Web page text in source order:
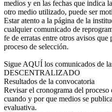
medios y en las fechas que indica
otro medio utilizado, puede ser
Estar atento a la página de la
cualquier comunicado de
fe de erratas entre otros avisos
proceso de selección.
Sigue AQUÍ los comunicados de
DESCENTRALIZADO
Resultados de la convocatoria
Revisar el cronograma del proceso
cuando y por que medios se
evaluativa.